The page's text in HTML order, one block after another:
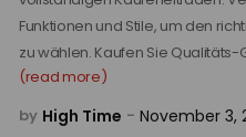
Funktionen und Stile, um den
zu wählen. Kaufen Sie Qualitäts-
(read more)
by High Time - November 3,